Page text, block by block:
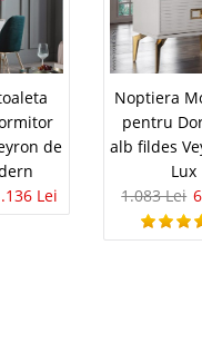
Oferta
modern
de
Lei
Noptiera
pentru
alb fildes
Lux
1.083 Lei